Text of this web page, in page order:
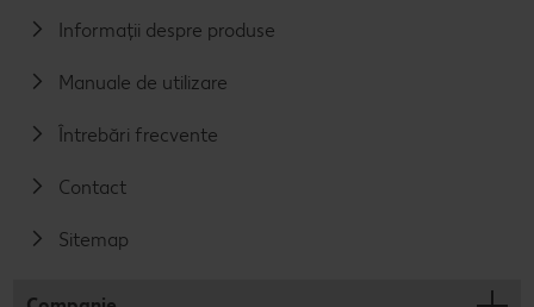
Informații despre produse
Manuale de utilizare
Întrebări frecvente
Contact
Sitemap